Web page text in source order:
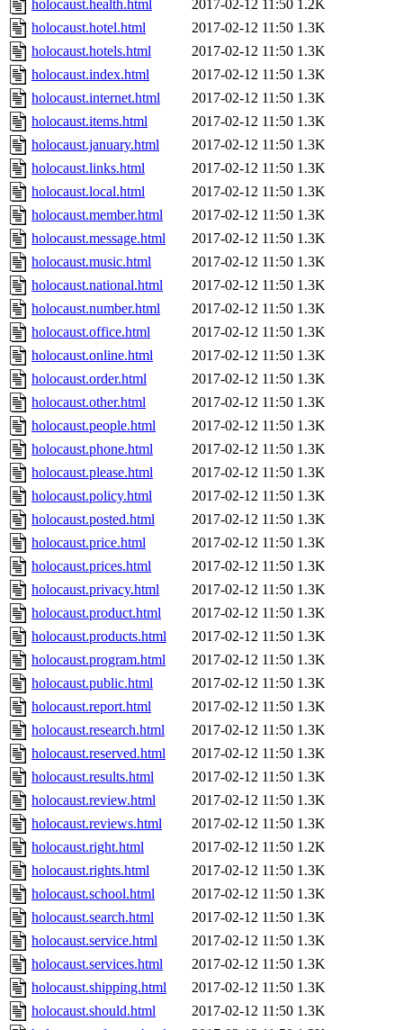
holocaust.health.html
2017-02-12 11:50 1.2K
holocaust.hotel.html
2017-02-12 11:50 1.3K
holocaust.hotels.html
2017-02-12 11:50 1.3K
holocaust.index.html
2017-02-12 11:50 1.3K
holocaust.internet.html
2017-02-12 11:50 1.3K
holocaust.items.html
2017-02-12 11:50 1.3K
holocaust.january.html
2017-02-12 11:50 1.3K
holocaust.links.html
2017-02-12 11:50 1.3K
holocaust.local.html
2017-02-12 11:50 1.3K
holocaust.member.html
2017-02-12 11:50 1.3K
holocaust.message.html
2017-02-12 11:50 1.3K
holocaust.music.html
2017-02-12 11:50 1.3K
holocaust.national.html
2017-02-12 11:50 1.3K
holocaust.number.html
2017-02-12 11:50 1.3K
holocaust.office.html
2017-02-12 11:50 1.3K
holocaust.online.html
2017-02-12 11:50 1.3K
holocaust.order.html
2017-02-12 11:50 1.3K
holocaust.other.html
2017-02-12 11:50 1.3K
holocaust.people.html
2017-02-12 11:50 1.3K
holocaust.phone.html
2017-02-12 11:50 1.3K
holocaust.please.html
2017-02-12 11:50 1.3K
holocaust.policy.html
2017-02-12 11:50 1.3K
holocaust.posted.html
2017-02-12 11:50 1.3K
holocaust.price.html
2017-02-12 11:50 1.3K
holocaust.prices.html
2017-02-12 11:50 1.3K
holocaust.privacy.html
2017-02-12 11:50 1.3K
holocaust.product.html
2017-02-12 11:50 1.3K
holocaust.products.html
2017-02-12 11:50 1.3K
holocaust.program.html
2017-02-12 11:50 1.3K
holocaust.public.html
2017-02-12 11:50 1.3K
holocaust.report.html
2017-02-12 11:50 1.3K
holocaust.research.html
2017-02-12 11:50 1.3K
holocaust.reserved.html
2017-02-12 11:50 1.3K
holocaust.results.html
2017-02-12 11:50 1.3K
holocaust.review.html
2017-02-12 11:50 1.3K
holocaust.reviews.html
2017-02-12 11:50 1.3K
holocaust.right.html
2017-02-12 11:50 1.2K
holocaust.rights.html
2017-02-12 11:50 1.3K
holocaust.school.html
2017-02-12 11:50 1.3K
holocaust.search.html
2017-02-12 11:50 1.3K
holocaust.service.html
2017-02-12 11:50 1.3K
holocaust.services.html
2017-02-12 11:50 1.3K
holocaust.shipping.html
2017-02-12 11:50 1.3K
holocaust.should.html
2017-02-12 11:50 1.3K